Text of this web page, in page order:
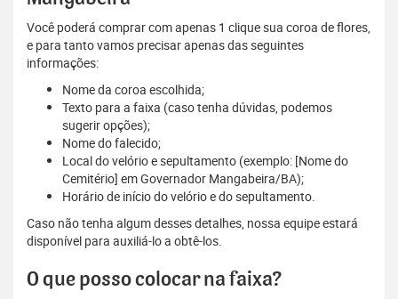
Você poderá comprar com apenas 1 clique sua coroa de flores,
e para tanto vamos precisar apenas das seguintes
informações:
Nome da coroa escolhida;
Texto para a faixa (caso tenha dúvidas, podemos
sugerir opções);
Nome do falecido;
Local do velório e sepultamento (exemplo: [Nome do
Cemitério] em Governador Mangabeira/BA);
Horário de início do velório e do sepultamento.
Caso não tenha algum desses detalhes, nossa equipe estará
disponível para auxiliá-lo a obtê-los.
O que posso colocar na faixa?